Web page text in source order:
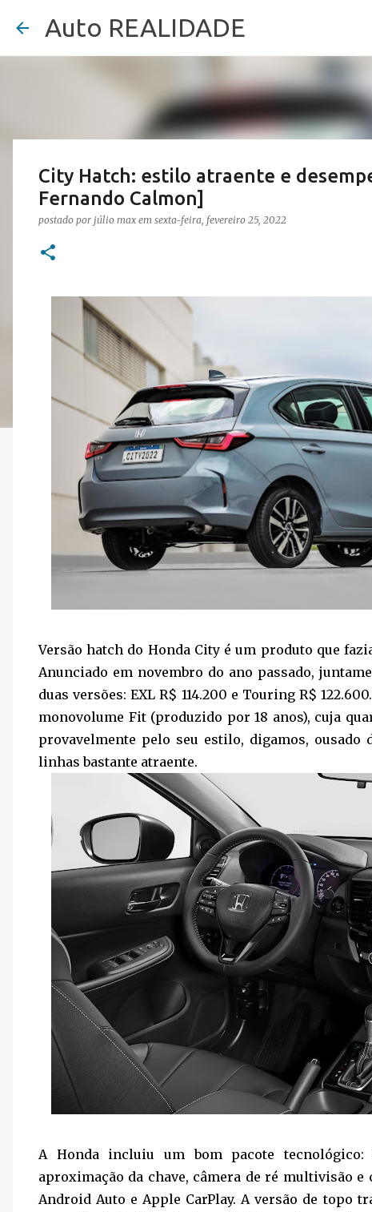
Auto REALIDADE
City Hatch: estilo atraente e
Fernando Calmon]
postado por júlio max em sexta-feira, fevereiro 25, 2022
Versão hatch do Honda City é um produto que
Anunciado em novembro do ano passado,
duas versões: EXL R$ 114.200 e Touring R$
monovolume Fit (produzido por 18 anos), cuja
provavelmente pelo seu estilo, digamos,
linhas bastante atraente.
A Honda incluiu um bom pacote
aproximação da chave, câmera de ré multivisão
Android Auto e Apple CarPlay. A versão de topo